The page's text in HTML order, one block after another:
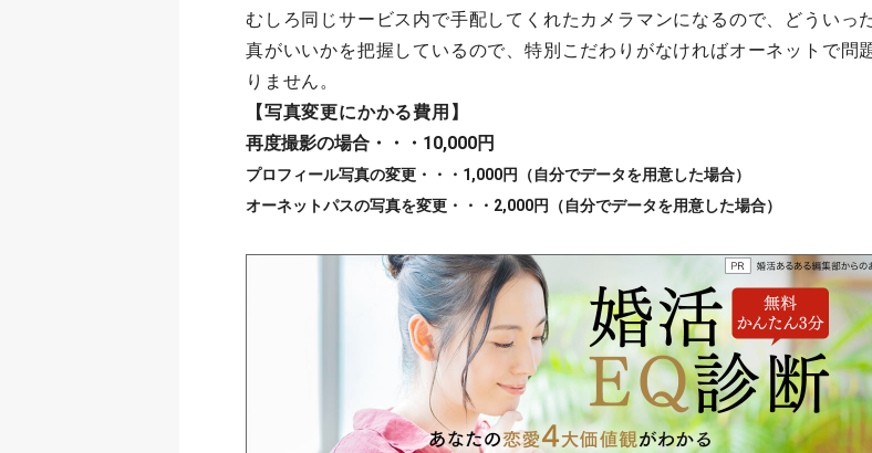
むしろ同じサービス内で手配してくれたカメラマンになるので、どういっ
真がいいかを把握しているので、特別こだわりがなければオーネットで問
りません。
【写真変更にかかる費用】
再度撮影の場合・・・10,000円
プロフィール写真の変更・・・1,000円（自分でデータを用意した場合）
オーネットパスの写真を変更・・・2,000円（自分でデータを用意した場合）